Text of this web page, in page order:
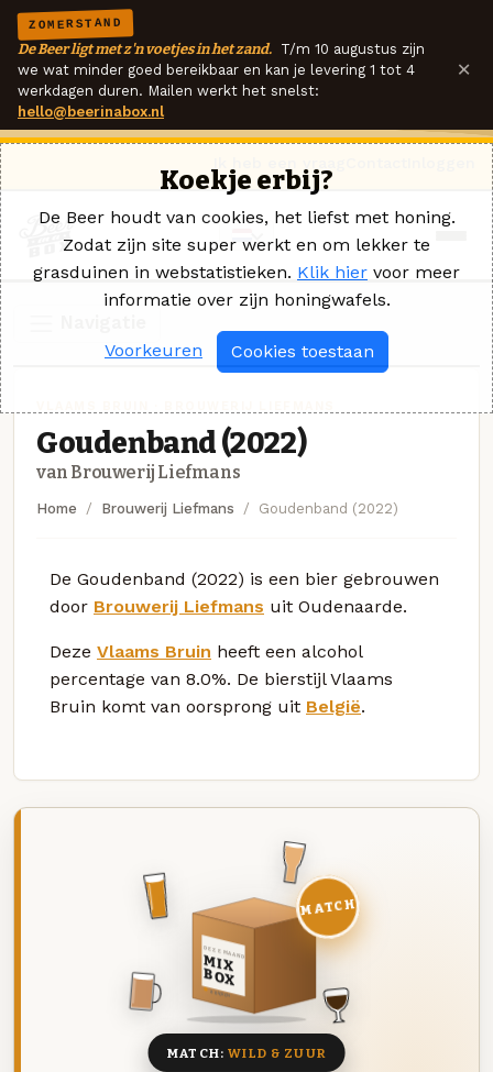
ZOMERSTAND
De Beer ligt met z'n voetjes in het zand. T/m 10 augustus zijn
we wat minder goed bereikbaar en kan je levering 1 tot 4
werkdagen duren. Mailen werkt het snelst:
hello@beerinabox.nl
×
Goudenband (2022)
van Brouwerij Liefmans
Home Brouwerij Liefmans Goudenband (2022)
De Goudenband (2022) is een bier gebrouwen
door Brouwerij Liefmans uit Oudenaarde.
Deze Vlaams Bruin heeft een alcohol
percentage van 8.0%. De bierstijl Vlaams
Bruin komt van oorsprong uit België.
DEZE MAAND
MIX
BOX
8 BIEREN
MATCH
MATCH:WILD & ZUUR
Koekje erbij?
De Beer houdt van cookies, het liefst met honing.
Zodat zijn site super werkt en om lekker te
grasduinen in webstatistieken. Klik hier voor meer
informatie over zijn honingwafels.
Voorkeuren Cookies toestaan